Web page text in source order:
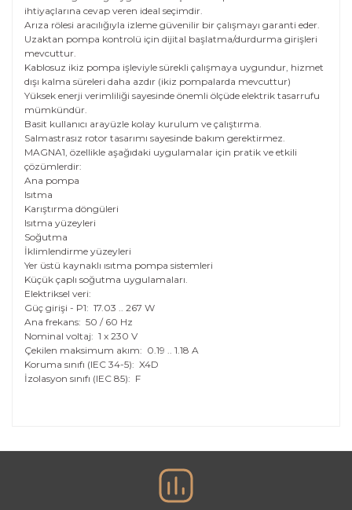
ihtiyaçlarına cevap veren ideal seçimdir.
Arıza rölesi aracılığıyla izleme güvenilir bir çalışmayı garanti eder.
Uzaktan pompa kontrolü için dijital başlatma/durdurma girişleri
mevcuttur.
Kablosuz ikiz pompa işleviyle sürekli çalışmaya uygundur, hizmet
dışı kalma süreleri daha azdır (ikiz pompalarda mevcuttur)
Yüksek enerji verimliliği sayesinde önemli ölçüde elektrik tasarrufu
mümkündür.
Basit kullanıcı arayüzle kolay kurulum ve çalıştırma.
Salmastrasız rotor tasarımı sayesinde bakım gerektirmez.
MAGNA1, özellikle aşağıdaki uygulamalar için pratik ve etkili
çözümlerdir:
Ana pompa
Isıtma
Karıştırma döngüleri
Isıtma yüzeyleri
Soğutma
İklimlendirme yüzeyleri
Yer üstü kaynaklı ısıtma pompa sistemleri
Küçük çaplı soğutma uygulamaları.
Elektriksel veri:
Güç girişi - P1: 17.03 .. 267 W
Ana frekans: 50 / 60 Hz
Nominal voltaj: 1 x 230 V
Çekilen maksimum akım: 0.19 .. 1.18 A
Koruma sınıfı (IEC 34-5): X4D
İzolasyon sınıfı (IEC 85): F
Yorum Yaz
Görüş ve önerileriniz için teşekkür ederiz.
Ürün resmi kalitesiz, bozuk veya görüntülenemiyor.